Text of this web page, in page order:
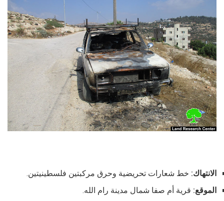
الانتهاك: خط شعارات تحريضية وحرق مركبتين فلسطينيتين.
الموقع: قرية أم صفا شمال مدينة رام الله.